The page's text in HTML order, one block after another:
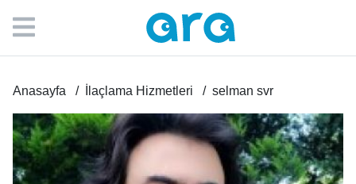
Anasayfa İlaçlama Hizmetleri selman svr